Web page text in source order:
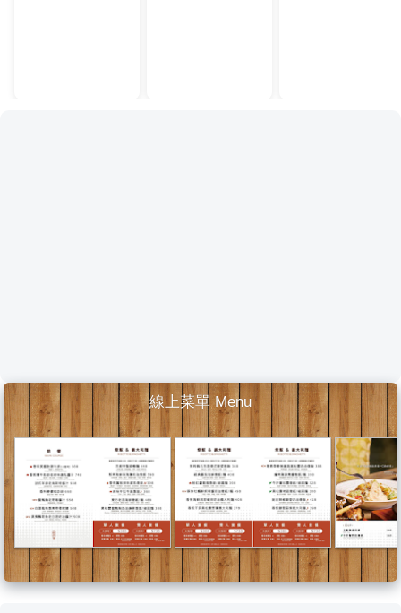
線上菜單 Menu